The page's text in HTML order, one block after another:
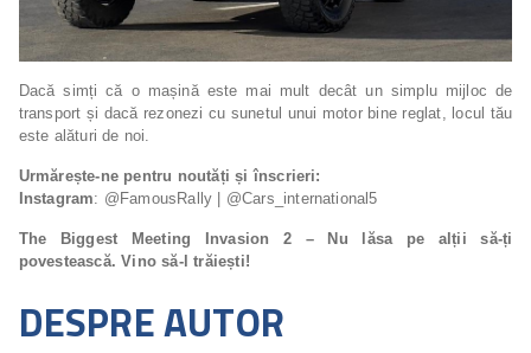
Dacă simți că o mașină este mai mult decât un simplu mijloc de
transport și dacă rezonezi cu sunetul unui motor bine reglat, locul tău
este alături de noi.
Urmărește-ne pentru noutăți și înscrieri:
Instagram: @FamousRally | @Cars_international5
The Biggest Meeting Invasion 2 – Nu lăsa pe alții să-ți
povestească. Vino să-l trăiești!
DESPRE AUTOR